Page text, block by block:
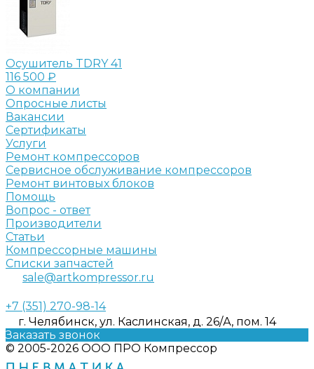
Осушитель TDRY 41
116 500 ₽
О компании
Опросные листы
Вакансии
Сертификаты
Услуги
Ремонт компрессоров
Сервисное обслуживание компрессоров
Ремонт винтовых блоков
Помощь
Вопрос - ответ
Производители
Статьи
Компрессорные машины
Списки запчастей
sale@artkompressor.ru
+7 (351) 270-98-14
г. Челябинск, ул. Каслинская, д. 26/А, пом. 14
Заказать звонок
© 2005-2026 ООО ПРО Компрессор